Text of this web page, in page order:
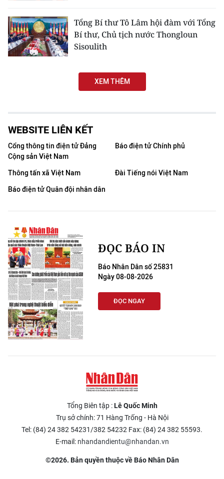
Tổng Bí thư Tô Lâm hội đàm với Tổng
Bí thư, Chủ tịch nước Thongloun
Sisoulith
XEM THÊM
WEBSITE LIÊN KẾT
Cổng thông tin điện tử Đảng
Cộng sản Việt Nam
Báo điện tử Chính phủ
Thông tấn xã Việt Nam
Đài Tiếng nói Việt Nam
Báo điện tử Quân đội nhân dân
ĐỌC BÁO IN
Báo Nhân Dân số 25831
Ngày 08-08-2026
ĐỌC NGAY
Tổng Biên tập :Lê Quốc Minh
Trụ sở chính: 71 Hàng Trống - Hà Nội
Tel: (84) 24 382 54231/382 54232 Fax: (84) 24 382 55593.
E-mail: nhandandientu@nhandan.vn
©2026. Bản quyền thuộc về Báo Nhân Dân